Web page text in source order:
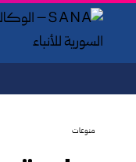
منوعات